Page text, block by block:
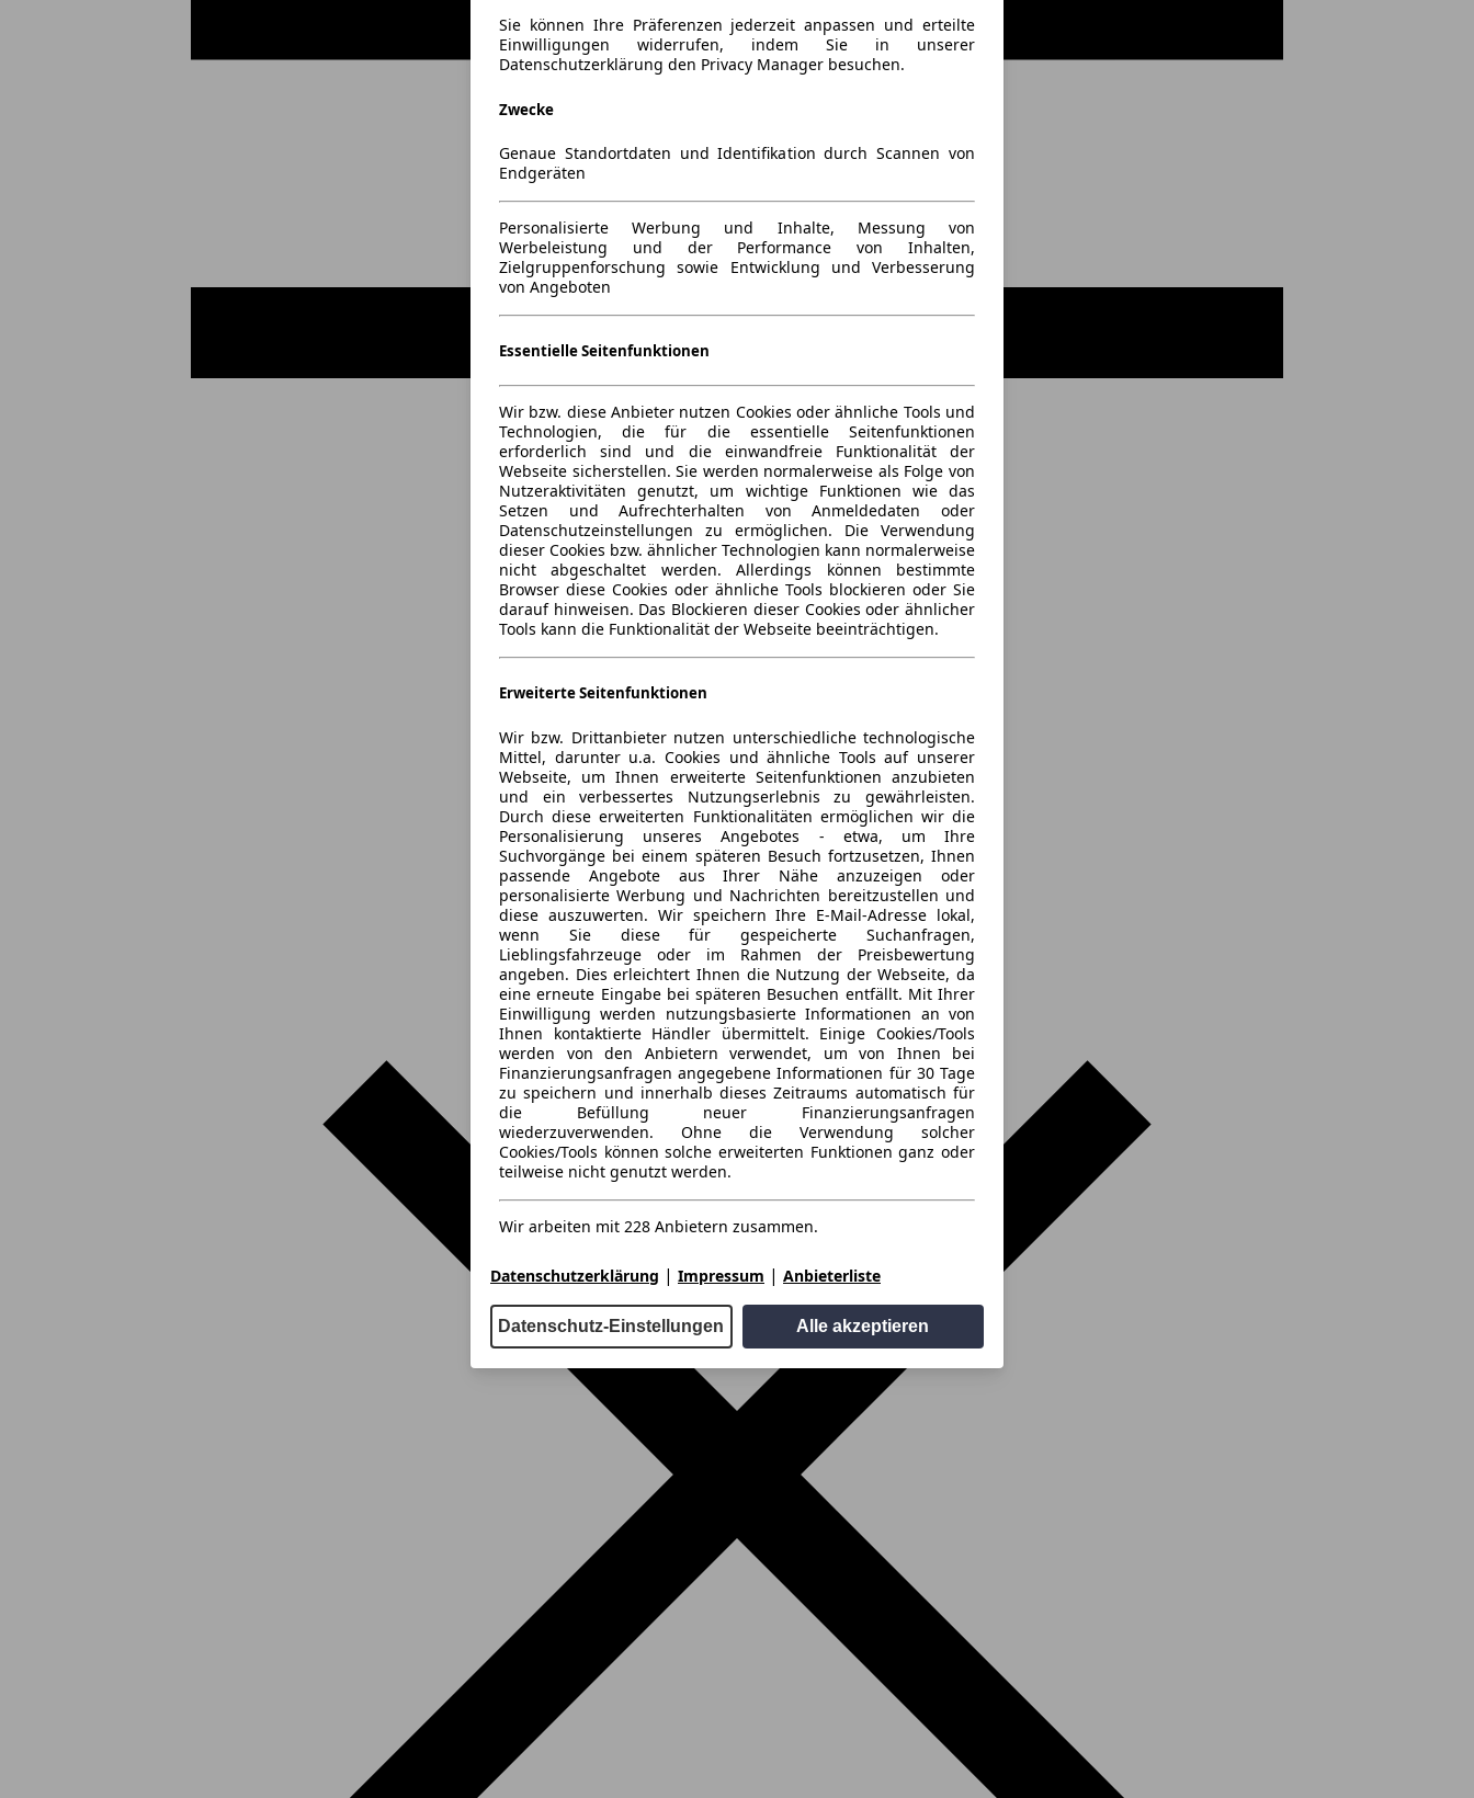
Sie können Ihre Präferenzen jederzeit anpassen und erteilte
Einwilligungen widerrufen, indem Sie in unserer
Datenschutzerklärung den Privacy Manager besuchen.
Zwecke
Genaue Standortdaten und Identifikation durch Scannen von
Endgeräten
Personalisierte Werbung und Inhalte, Messung von
Werbeleistung und der Performance von Inhalten,
Zielgruppenforschung sowie Entwicklung und Verbesserung
von Angeboten
Essentielle Seitenfunktionen
Wir bzw. diese Anbieter nutzen Cookies oder ähnliche Tools und
Technologien, die für die essentielle Seitenfunktionen
erforderlich sind und die einwandfreie Funktionalität der
Webseite sicherstellen. Sie werden normalerweise als Folge von
Nutzeraktivitäten genutzt, um wichtige Funktionen wie das
Setzen und Aufrechterhalten von Anmeldedaten oder
Datenschutzeinstellungen zu ermöglichen. Die Verwendung
dieser Cookies bzw. ähnlicher Technologien kann normalerweise
nicht abgeschaltet werden. Allerdings können bestimmte
Browser diese Cookies oder ähnliche Tools blockieren oder Sie
darauf hinweisen. Das Blockieren dieser Cookies oder ähnlicher
Tools kann die Funktionalität der Webseite beeinträchtigen.
Erweiterte Seitenfunktionen
Wir bzw. Drittanbieter nutzen unterschiedliche technologische
Mittel, darunter u.a. Cookies und ähnliche Tools auf unserer
Webseite, um Ihnen erweiterte Seitenfunktionen anzubieten
und ein verbessertes Nutzungserlebnis zu gewährleisten.
Durch diese erweiterten Funktionalitäten ermöglichen wir die
Personalisierung unseres Angebotes - etwa, um Ihre
Suchvorgänge bei einem späteren Besuch fortzusetzen, Ihnen
passende Angebote aus Ihrer Nähe anzuzeigen oder
personalisierte Werbung und Nachrichten bereitzustellen und
diese auszuwerten. Wir speichern Ihre E-Mail-Adresse lokal,
wenn Sie diese für gespeicherte Suchanfragen,
Lieblingsfahrzeuge oder im Rahmen der Preisbewertung
angeben. Dies erleichtert Ihnen die Nutzung der Webseite, da
eine erneute Eingabe bei späteren Besuchen entfällt. Mit Ihrer
Einwilligung werden nutzungsbasierte Informationen an von
Ihnen kontaktierte Händler übermittelt. Einige Cookies/Tools
werden von den Anbietern verwendet, um von Ihnen bei
Finanzierungsanfragen angegebene Informationen für 30 Tage
zu speichern und innerhalb dieses Zeitraums automatisch für
die Befüllung neuer Finanzierungsanfragen
wiederzuverwenden. Ohne die Verwendung solcher
Cookies/Tools können solche erweiterten Funktionen ganz oder
teilweise nicht genutzt werden.
Wir arbeiten mit 228 Anbietern zusammen.
Datenschutzerklärung | Impressum | Anbieterliste
Datenschutz-Einstellungen Alle akzeptieren